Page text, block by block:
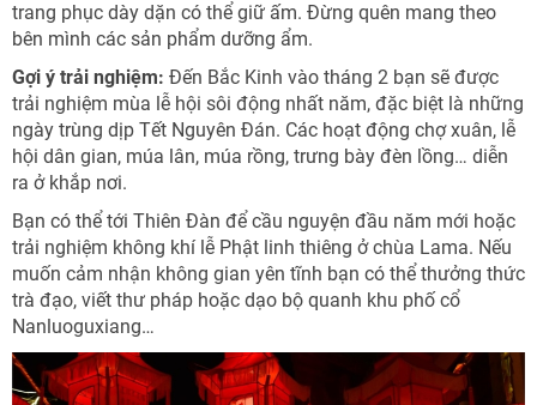
trang phục dày dặn có thể giữ ấm. Đừng quên mang theo
bên mình các sản phẩm dưỡng ẩm.
Gợi ý trải nghiệm: Đến Bắc Kinh vào tháng 2 bạn sẽ được
trải nghiệm mùa lễ hội sôi động nhất năm, đặc biệt là những
ngày trùng dịp Tết Nguyên Đán. Các hoạt động chợ xuân, lễ
hội dân gian, múa lân, múa rồng, trưng bày đèn lồng… diễn
ra ở khắp nơi.
Bạn có thể tới Thiên Đàn để cầu nguyện đầu năm mới hoặc
trải nghiệm không khí lễ Phật linh thiêng ở chùa Lama. Nếu
muốn cảm nhận không gian yên tĩnh bạn có thể thưởng thức
trà đạo, viết thư pháp hoặc dạo bộ quanh khu phố cổ
Nanluoguxiang…